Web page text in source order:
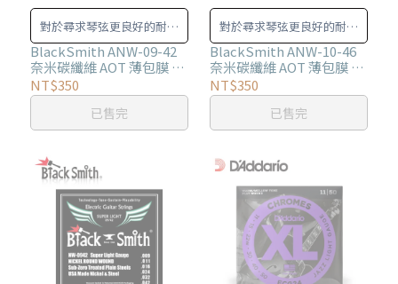
對於尋求琴弦更良好的耐用
性與壽命的使用者，
BlackSmith開發了獨有的奈
米碳纖維包覆弦。
BlackSmith ANW-09-42
奈米碳纖維 AOT 薄包膜 電
吉他弦
NT$350
已售完
對於尋求琴弦更良好的耐用
性與壽命的使用者，
BlackSmith開發了獨有的奈
米碳纖維包覆弦。
BlackSmith ANW-10-46
奈米碳纖維 AOT 薄包膜 電
吉他弦
NT$350
已售完